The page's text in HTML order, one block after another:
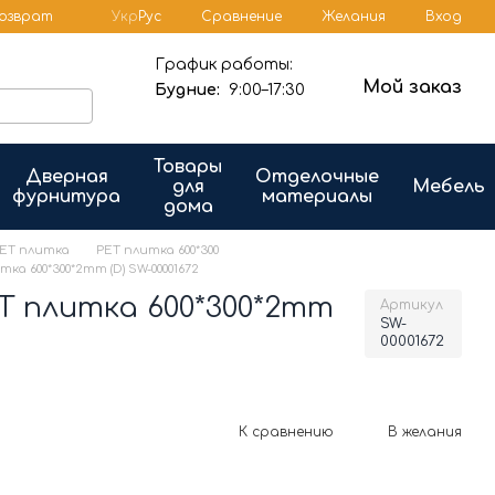
УкрРус Сравнение Желания Вход
График работы:
Будние:
9:00–17:30 Мой заказ
Дверная
фурнитура
Товары
для
дома
Отделочные
материалы
Мебель
плитка
PET плитка 600*300
(D) SW-00001672
600*300*2mm
Артикул
SW-
00001672
К сравнению В желания